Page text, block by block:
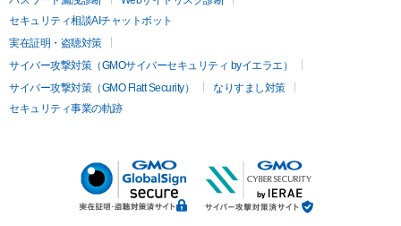
セキュリティ相談AIチャットボット
実在証明・盗聴対策
サイバー攻撃対策（GMOサイバーセキュリティ byイエラエ）
サイバー攻撃対策（GMO Flatt Security）
なりすまし対策
セキュリティ事業の軌跡